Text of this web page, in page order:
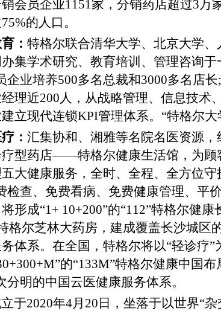
会员企业1151家，分销药店超过3万
的人口。
： 特格尔联合清华大学、北京大学
集学术研究、教育培训、管理咨询于
企业培养500多名总裁和3000多名店
理近200人，从战略管理、信息技术
立现代连锁KPI管理体系。“特格尔大
： 汇集协和、湘雅等名院名医资源
型药店——特格尔健康生活馆，为顾
大健康服务，全时、全程、全方位
检查、免费看病、免费健康管理、平
形成“1+ 10+200”的“112”特格尔健
格尔芝林大药房，建成覆盖长沙城区
体系。在全国，特格尔将以“轻诊疗
的“133M”特格尔健康中国
分明的中国云医健康服务体系。
于2020年4月20日，坐落于以世界“